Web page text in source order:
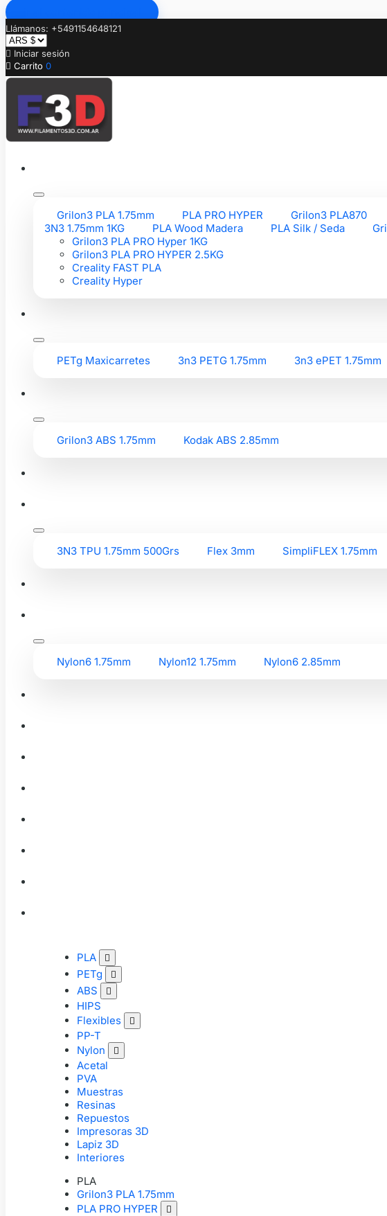
Llámanos: +5491154648121
 Iniciar sesión
 Carrito 0
Grilon3 PLA 1.75mm PLA PRO HYPER Grilon3 PLA870
3N3 1.75mm 1KG
PLA Wood Madera PLA Silk / Seda
Grilon3 PLA PRO Hyper 1KG
Grilon3 PLA PRO HYPER 2.5KG
Creality FAST PLA
Creality Hyper
PETg Maxicarretes 3n3 PETG 1.75mm 3n3 ePET 1.75mm
Grilon3 ABS 1.75mm Kodak ABS 2.85mm
3N3 TPU 1.75mm 500Grs Flex 3mm SimpliFLEX 1.75mm
Nylon6 1.75mm Nylon12 1.75mm Nylon6 2.85mm
PLA 
PETg 
ABS 
HIPS
Flexibles

PP-T
Nylon

Acetal
PVA
Muestras
Resinas
Repuestos
Impresoras 3D
Lapiz 3D
Interiores
PLA
Grilon3 PLA 1.75mm
PLA PRO HYPER
